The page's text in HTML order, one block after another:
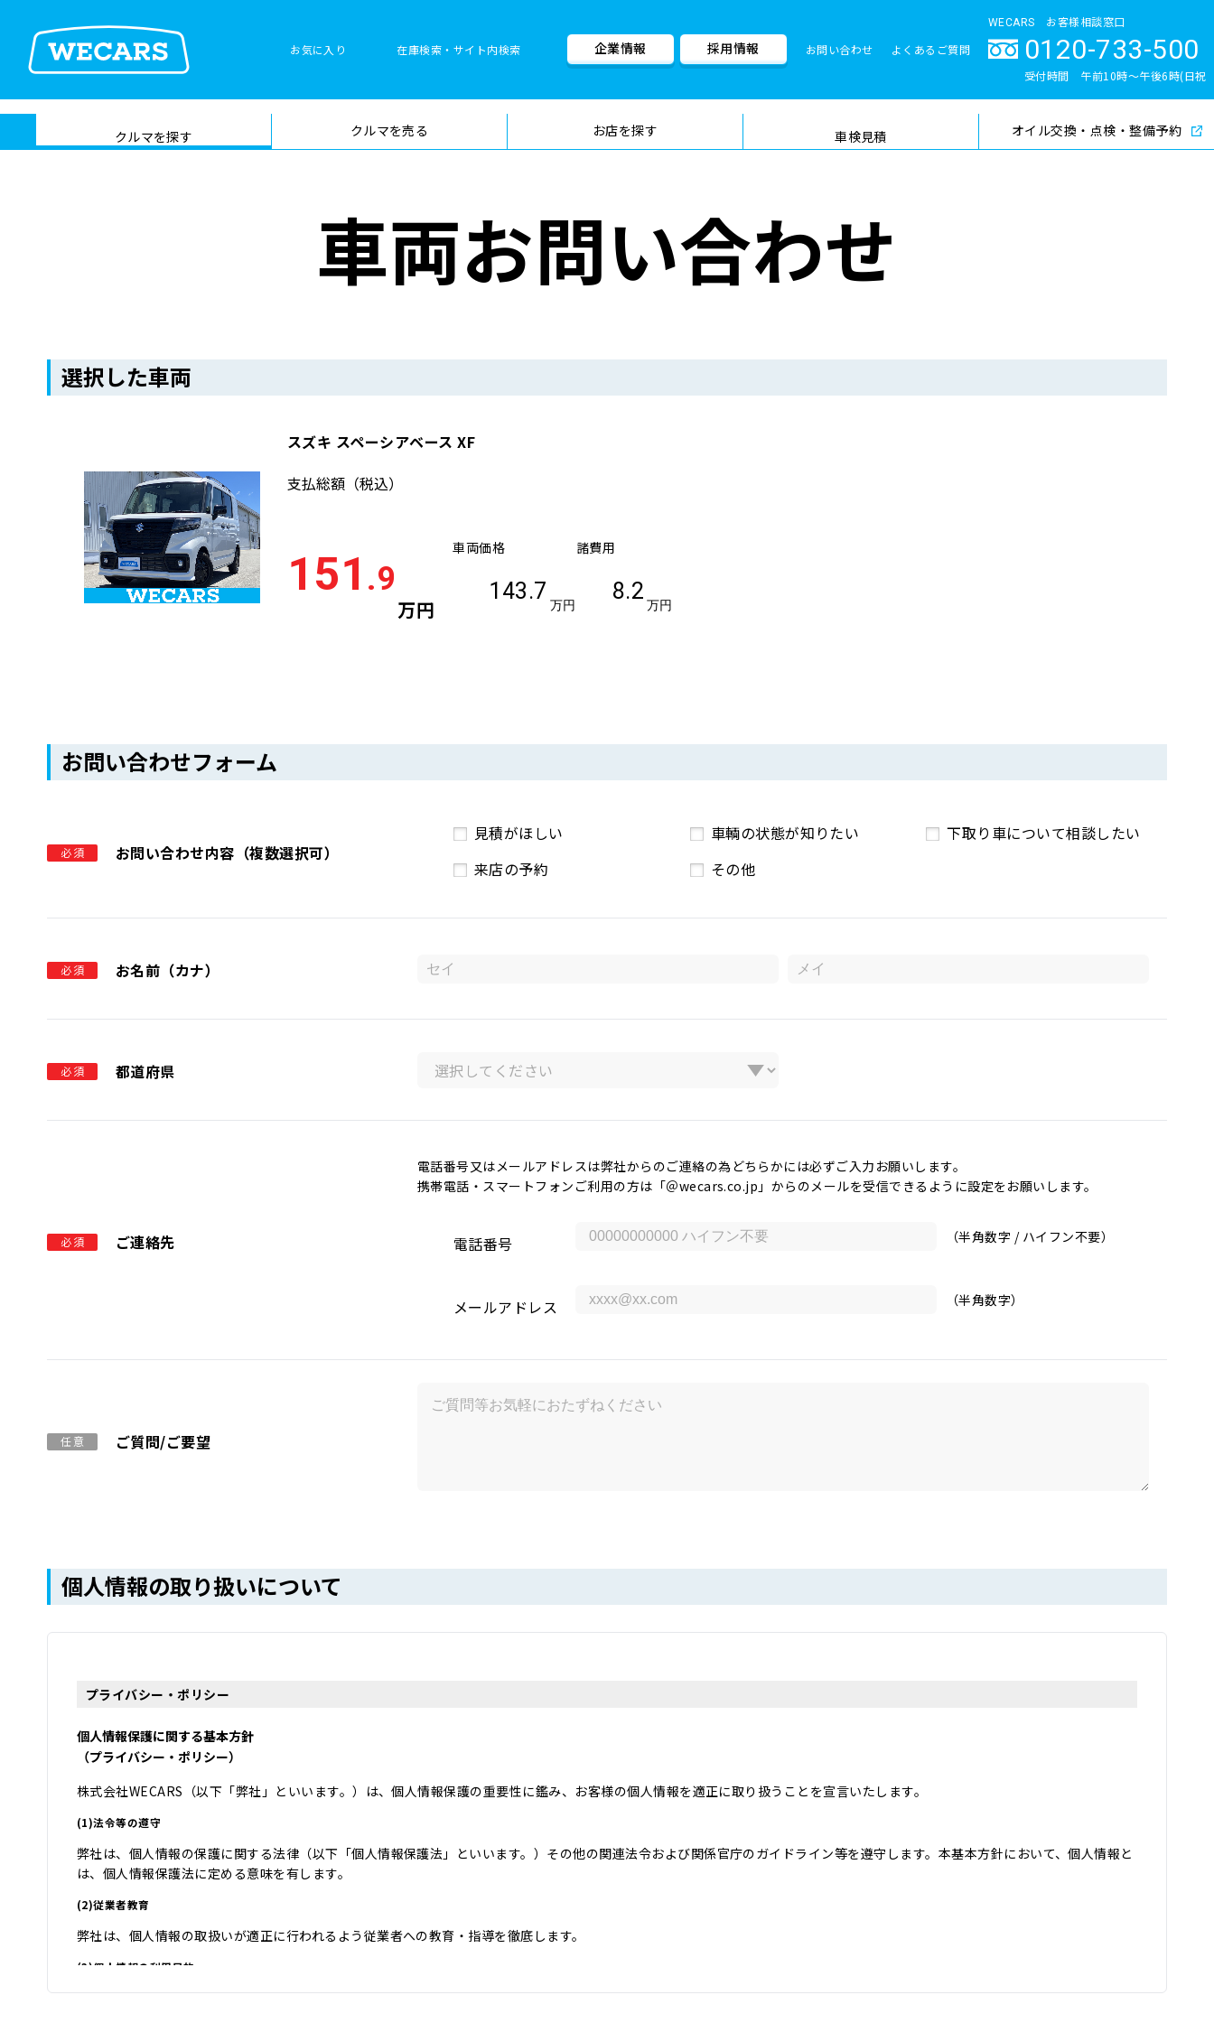
お気に入り 在庫検索・サイト内検索
在庫検索
サイト内検
索
検索
企業情報 採用情報 お問い合わせ よくあるご質問
WECARS お客様相談窓口
0120-733-500
受付時間 午前10時〜午後6時(日祝
クルマを探す クルマを売る お店を探す 車検見積
車検料金・メニュー 品質管理とサポート体制
オイル交換・点検・整備予約
車両お問い合わせ
選択した車両
スズキ スペーシアベース XF
支払総額 （税込）
151 .9
万円
車両価格
143.7
万円
諸費用
8.2
万円
お問い合わせフォーム
必須 お問い合わせ内容（複数選択可）
見積がほしい 車輌の状態が知りたい
下取り車について相談したい
来店の予約
その他
必須 お名前（カナ）
必須 都道府県
必須 ご連絡先
電話番号又はメールアドレスは弊社からのご連絡の為どちらかには必ずご入力お願いします。
携帯電話・スマートフォンご利用の方は「＠wecars.co.jp」からのメールを受信できるように設定をお願いします。
電話番号 （半角数字 / ハイフン不要）
メールアドレス （半角数字）
任意 ご質問/ご要望
個人情報の取り扱いについて
プライバシー・ポリシー
個人情報保護に関する基本方針
（プライバシー・ポリシー）
株式会社WECARS（以下「弊社」といいます。）は、個人情報保護の重要性に鑑み、お客様の個人情報を適正に取り扱うことを宣言いたします。
(1)法令等の遵守
弊社は、個人情報の保護に関する法律（以下「個人情報保護法」といいます。）その他の関連法令および関係官庁のガイドライン等を遵守します。本基本方針において、個人情報と
は、個人情報保護法に定める意味を有します。
(2)従業者教育
弊社は、個人情報の取扱いが適正に行われるよう従業者への教育・指導を徹底します。
(3)個人情報の利用目的
弊社は、自動車関連業を営んでおり、自動車関連業を通じて取得した個人情報を、下記の目的の範囲内で、適法かつ公正に利用し、その他の目的に利用することはありません。